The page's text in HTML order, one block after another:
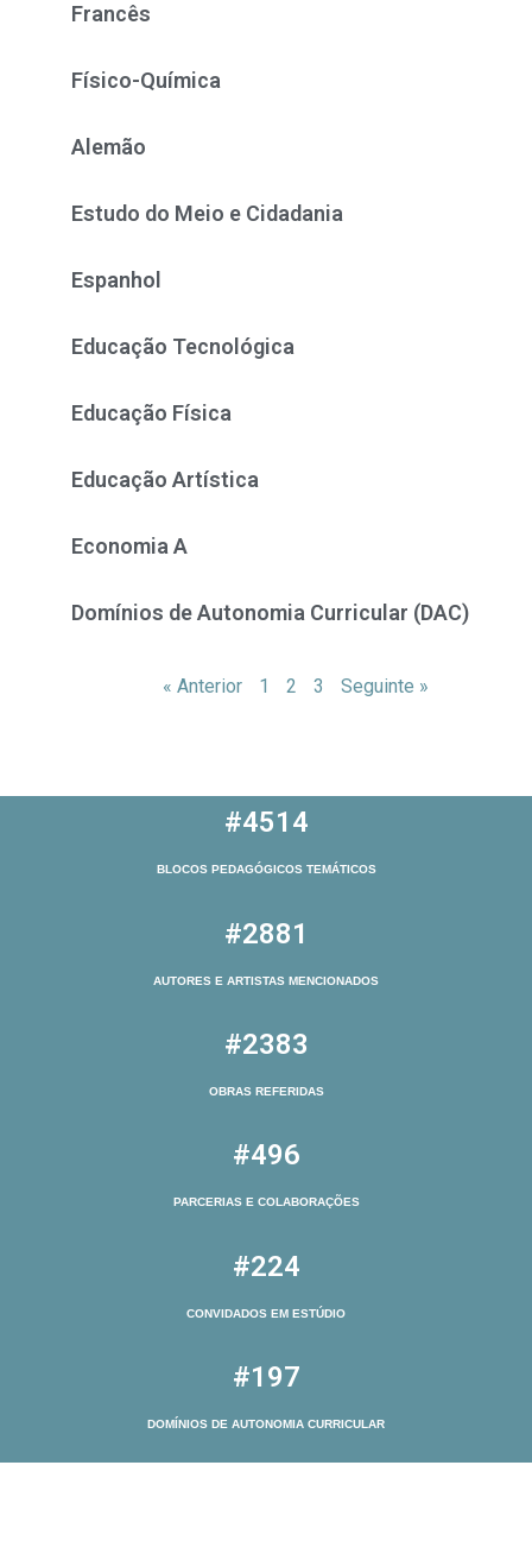
Francês
Físico-Química
Alemão
Estudo do Meio e Cidadania
Espanhol
Educação Tecnológica
Educação Física
Educação Artística
Economia A
Domínios de Autonomia Curricular (DAC)
« Anterior 1 2 3 Seguinte »
#4514
BLOCOS PEDAGÓGICOS TEMÁTICOS
#2881
AUTORES E ARTISTAS MENCIONADOS
#2383
OBRAS REFERIDAS
#496
PARCERIAS E COLABORAÇÕES
#224
CONVIDADOS EM ESTÚDIO
#197
DOMÍNIOS DE AUTONOMIA CURRICULAR